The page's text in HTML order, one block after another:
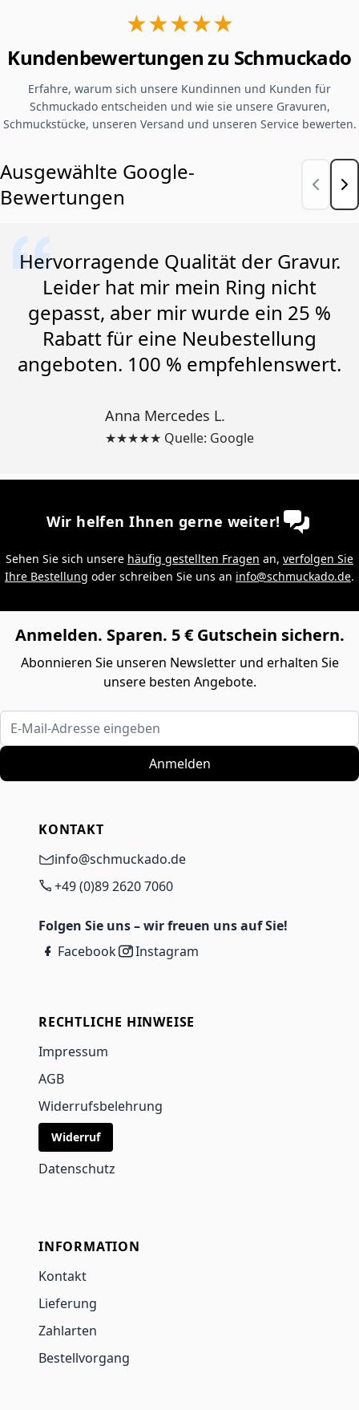
★★★★★
Kundenbewertungen zu Schmuckado
Erfahre, warum sich unsere Kundinnen und Kunden für
Schmuckado entscheiden und wie sie unsere Gravuren,
Schmuckstücke, unseren Versand und unseren Service bewerten.
Ausgewählte Google-
Bewertungen
Hervorragende Qualität der Gravur.
Leider hat mir mein Ring nicht
gepasst, aber mir wurde ein 25 %
Rabatt für eine Neubestellung
angeboten. 100 % empfehlenswert.
Anna Mercedes L.
★★★★★ Quelle: Google
Wir helfen Ihnen gerne weiter!
Sehen Sie sich unsere häufig gestellten Fragen an, verfolgen Sie
Ihre Bestellung oder schreiben Sie uns an info@schmuckado.de.
Anmelden. Sparen. 5 € Gutschein sichern.
Abonnieren Sie unseren Newsletter und erhalten Sie
unsere besten Angebote.
E-Mail-Adresse eingeben
Anmelden
KONTAKT
info@schmuckado.de
+49 (0)89 2620 7060
Folgen Sie uns – wir freuen uns auf Sie!
Facebook
Instagram
RECHTLICHE HINWEISE
Impressum
AGB
Widerrufsbelehrung
Widerruf
Datenschutz
INFORMATION
Kontakt
Lieferung
Zahlarten
Bestellvorgang